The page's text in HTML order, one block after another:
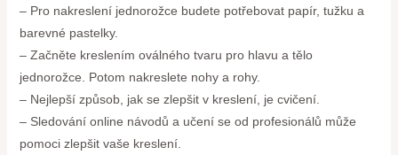
– Pro nakreslení jednorožce budete potřebovat papír, tužku a
barevné pastelky.
– Začněte kreslením oválného tvaru pro hlavu a tělo
jednorožce. Potom nakreslete nohy a rohy.
– Nejlepší způsob, jak se zlepšit v kreslení, je cvičení.
– Sledování online návodů a učení se od profesionálů může
pomoci zlepšit vaše kreslení.